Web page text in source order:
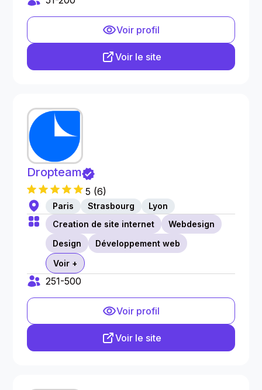
Voir profil
Voir le site
Dropteam
5 (6)
Paris Strasbourg
Lyon
Creation de site internet
Webdesign
Design
Développement web
Voir +
251-500
Voir profil
Voir le site